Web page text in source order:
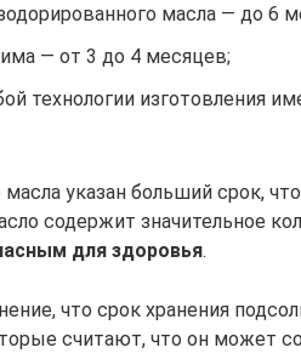
масла — до 6
— от 3 до 4 месяцев;
технологии изготовления
указан больший срок,
содержит значительное
для здоровья.
что срок хранения
считают, что он может